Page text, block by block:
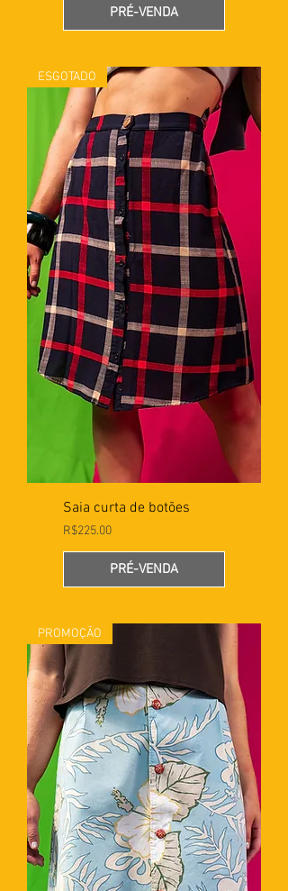
PRÉ-VENDA
ESGOTADO
Saia curta de botões
Preço
R$225.00
PRÉ-VENDA
PROMOÇÃO